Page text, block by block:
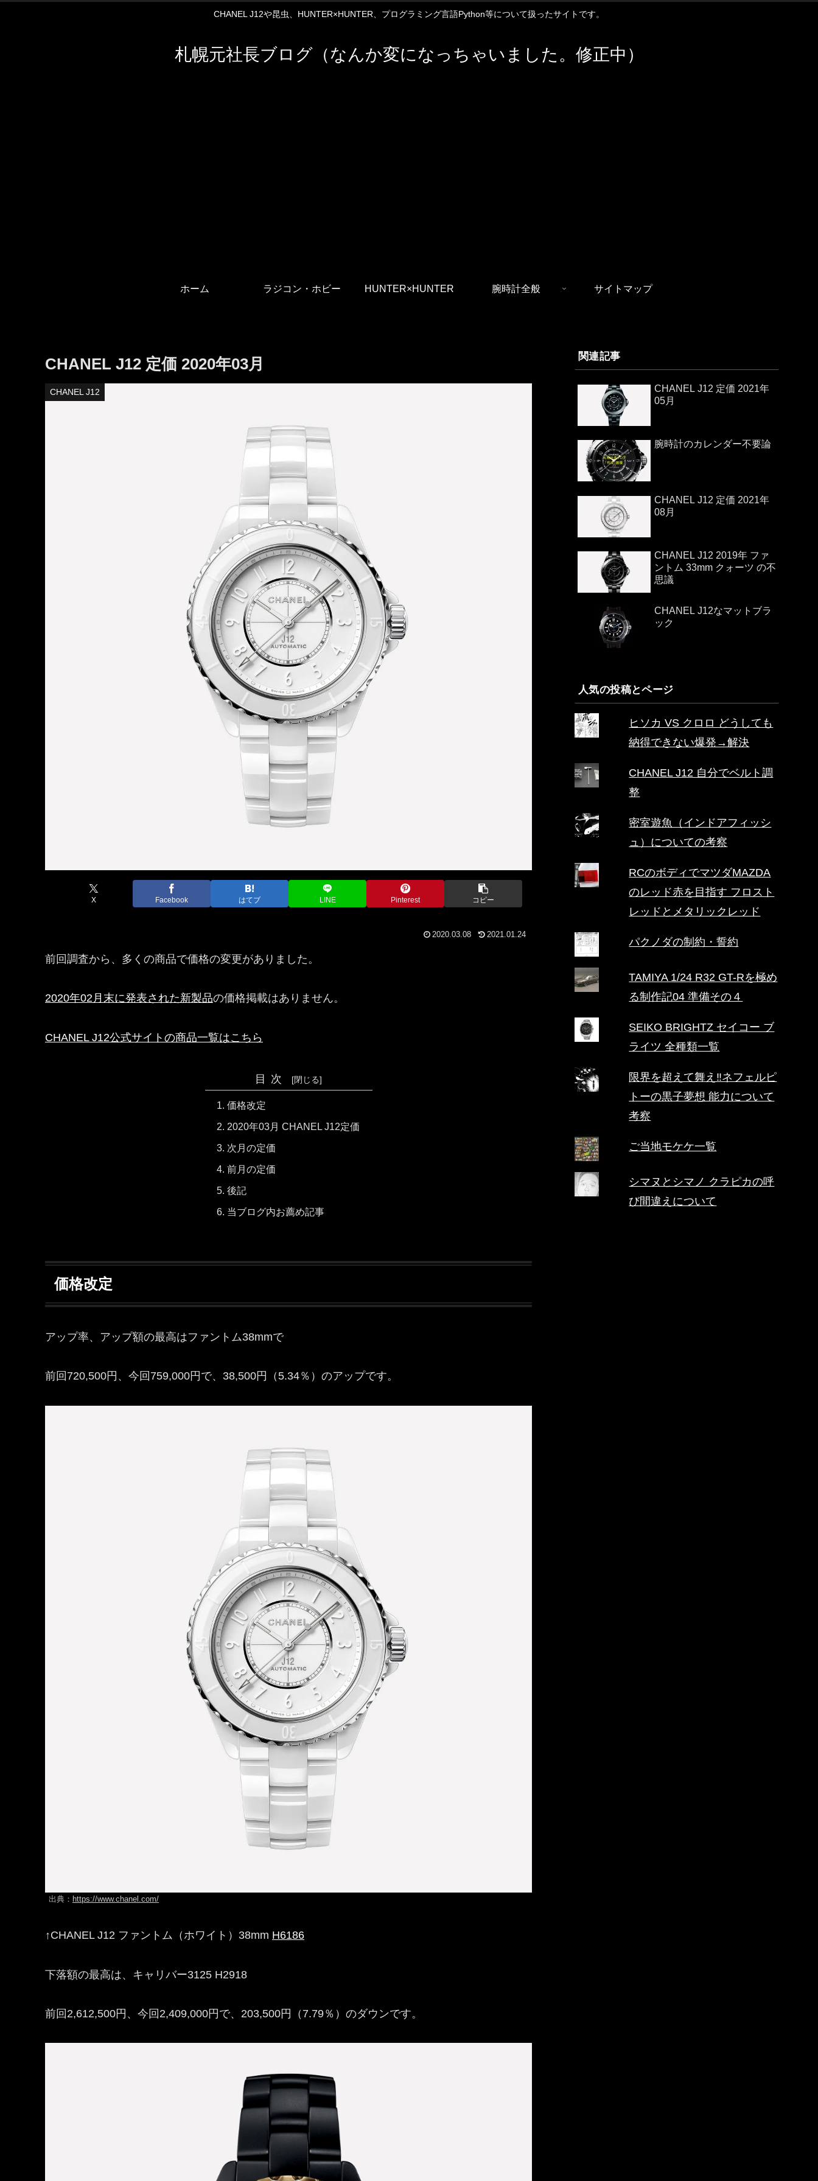
CHANEL J12や昆虫、HUNTER×HUNTER、プログラミング言語Python等について扱ったサイトです。
札幌元社長ブログ（なんか変になっちゃいました。修正中）
ホーム ラジコン・ホビー HUNTER×HUNTER 腕時計全般 サイトマップ
CHANEL J12 定価 2020年03月
CHANEL J12
X Facebook はてブ LINE Pinterest コピー
2020.03.08 2021.01.24
前回調査から、多くの商品で価格の変更がありました。
2020年02月末に発表された新製品の価格掲載はありません。
CHANEL J12公式サイトの商品一覧はこちら
目次
価格改定
2020年03月 CHANEL J12定価
次月の定価
前月の定価
後記
当ブログ内お薦め記事
価格改定
アップ率、アップ額の最高はファントム38mmで
前回720,500円、今回759,000円で、38,500円（5.34％）のアップです。
出典： https://www.chanel.com/
↑CHANEL J12 ファントム（ホワイト）38mm H6186
下落額の最高は、キャリバー3125 H2918
前回2,612,500円、今回2,409,000円で、203,500円（7.79％）のダウンです。
関連記事
CHANEL J12 定価 2021年
05月
腕時計のカレンダー不要論
CHANEL J12 定価 2021年
08月
CHANEL J12 2019年 ファ
ントム 33mm クォーツ の不
思議
CHANEL J12なマットブラ
ック
人気の投稿とページ
ヒソカ VS クロロ どうしても
納得できない爆発→解決
CHANEL J12 自分でベルト調
整
密室遊魚（インドアフィッシ
ュ）についての考察
RCのボディでマツダMAZDA
のレッド赤を目指す フロスト
レッドとメタリックレッド
パクノダの制約・誓約
TAMIYA 1/24 R32 GT-Rを極め
る制作記04 準備その４
SEIKO BRIGHTZ セイコー ブ
ライツ 全種類一覧
限界を超えて舞え‼ネフェルピ
トーの黒子夢想 能力について
考察
ご当地モケケ一覧
シマヌとシマノ クラピカの呼
び間違えについて